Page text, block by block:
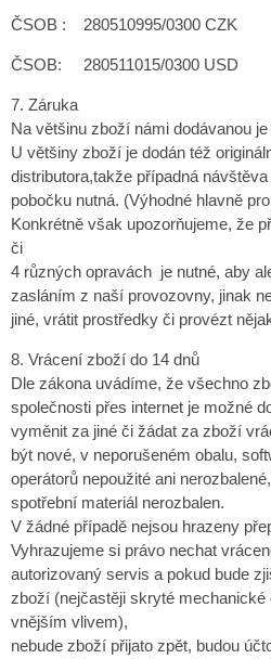
ČSOB : 280510995/0300 CZK
ČSOB: 280511015/0300 USD
7. Záruka
Na většinu zboží námi dodávanou
U většiny zboží je dodán též
distributora,takže případná
pobočku nutná. (Výhodné hlavně
Konkrétně však upozorňujeme, že
či
4 různých opravách je nutné, aby
zasláním z naší provozovny, jinak
jiné, vrátit prostředky či provézt
8. Vrácení zboží do 14 dnů
Dle zákona uvádíme, že všechno
společnosti přes internet je možné
vyměnit za jiné či žádat za zboží
být nové, v neporušeném obalu,
operátorů nepoužité ani
spotřební materiál nerozbalen.
V žádné případě nejsou hrazeny
Vyhrazujeme si právo nechat
autorizovaný servis a pokud bude
zboží (nejčastěji skryté
vnějším vlivem),
nebude zboží přijato zpět, budou